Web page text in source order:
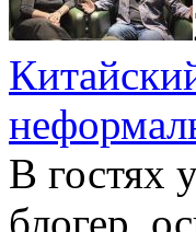
В гостях
блогер,